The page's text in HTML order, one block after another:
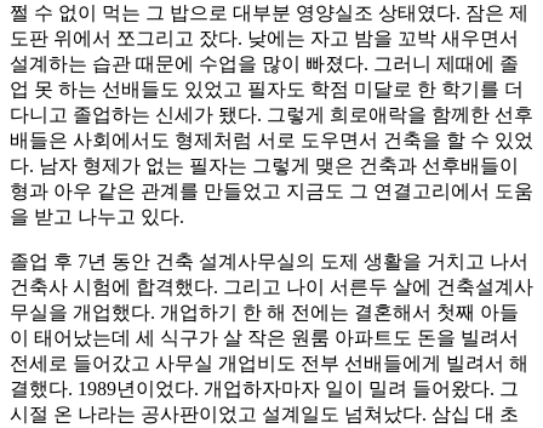
쩔 수 없이 먹는 그 밥으로 대부분 영양실조 상태였다. 잠은 제
도판 위에서 쪼그리고 잤다. 낮에는 자고 밤을 꼬박 새우면서
설계하는 습관 때문에 수업을 많이 빠졌다. 그러니 제때에 졸
업 못 하는 선배들도 있었고 필자도 학점 미달로 한 학기를 더
다니고 졸업하는 신세가 됐다. 그렇게 희로애락을 함께한 선후
배들은 사회에서도 형제처럼 서로 도우면서 건축을 할 수 있었
다. 남자 형제가 없는 필자는 그렇게 맺은 건축과 선후배들이
형과 아우 같은 관계를 만들었고 지금도 그 연결고리에서 도움
을 받고 나누고 있다.
졸업 후 7년 동안 건축 설계사무실의 도제 생활을 거치고 나서
건축사 시험에 합격했다. 그리고 나이 서른두 살에 건축설계사
무실을 개업했다. 개업하기 한 해 전에는 결혼해서 첫째 아들
이 태어났는데 세 식구가 살 작은 원룸 아파트도 돈을 빌려서
전세로 들어갔고 사무실 개업비도 전부 선배들에게 빌려서 해
결했다. 1989년이었다. 개업하자마자 일이 밀려 들어왔다. 그
시절 온 나라는 공사판이었고 설계일도 넘쳐났다. 삼십 대 초